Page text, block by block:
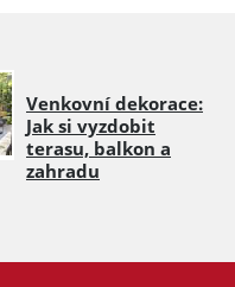
Venkovní dekorace:
Jak si vyzdobit
terasu, balkon a
zahradu